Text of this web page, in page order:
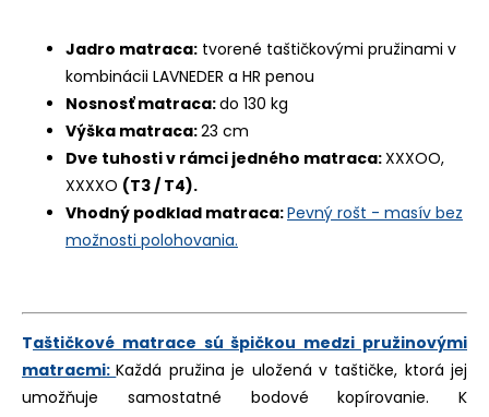
Jadro matraca: tvorené taštičkovými pružinami v
kombinácii LAVNEDER a HR penou
Nosnosť matraca:do 130 kg
Výška matraca:23 cm
Dve tuhosti v rámci jedného matraca:XXXOO,
XXXXO (T3 / T4).
Vhodný podklad matraca:Pevný rošt - masív bez
možnosti polohovania.
Taštičkové matrace sú špičkou medzi pružinovými
matracmi:Každá pružina je uložená v taštičke, ktorá jej
umožňuje samostatné bodové kopírovanie. K